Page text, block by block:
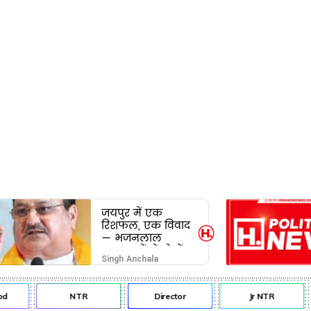
जयपुर में एक
रिशफल, एक विवाद
— भजनलाल
सरकार में दो खेमों
की जंग अब छुपेगी
कैसे?
Singh Anchala
NTR Director Jr NTR